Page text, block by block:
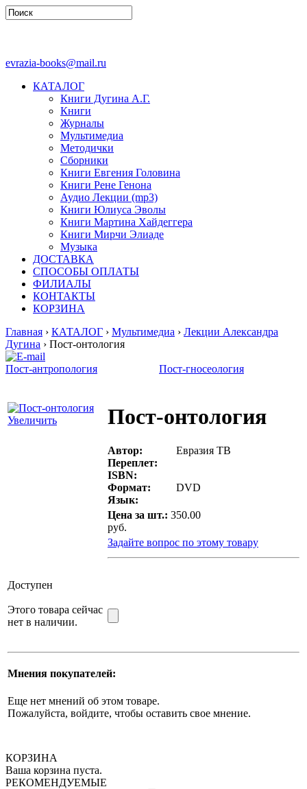
evrazia-books@mail.ru
КАТАЛОГ
Книги Дугина А.Г.
Книги
Журналы
Мультимедиа
Методички
Сборники
Книги Евгения Головина
Книги Рене Генона
Аудио Лекции (mp3)
Книги Юлиуса Эволы
Книги Мартина Хайдеггера
Книги Мирчи Элиаде
Музыка
ДОСТАВКА
СПОСОБЫ ОПЛАТЫ
ФИЛИАЛЫ
КОНТАКТЫ
КОРЗИНА
Главная › КАТАЛОГ › Мультимедиа › Лекции Александра
Дугина › Пост-онтология
Пост-антропология Пост-гносеология
Увеличить Пост-онтология
Автор:
Евразия ТВ
Переплет:
ISBN:
Формат:
DVD
Язык:
Цена за шт.: 350.00
руб.
Задайте вопрос по этому товару
Доступен
Этого товара сейчас
нет в наличии.
Мнения покупателей:
Еще нет мнений об этом товаре.
Пожалуйста, войдите, чтобы оставить свое мнение.
КОРЗИНА
Ваша корзина пуста.
РЕКОМЕНДУЕМЫЕ